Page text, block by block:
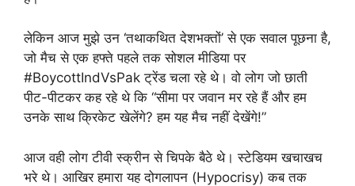
लेकिन आज मुझे उन ‘तथाकथित देशभक्तों’ से एक सवाल पूछना है,
जो मैच से एक हफ्ते पहले तक सोशल मीडिया पर
#BoycottIndVsPak ट्रेंड चला रहे थे। वो लोग जो छाती
पीट-पीटकर कह रहे थे कि “सीमा पर जवान मर रहे हैं और हम
उनके साथ क्रिकेट खेलेंगे? हम यह मैच नहीं देखेंगे!”
आज वही लोग टीवी स्क्रीन से चिपके बैठे थे। स्टेडियम खचाखच
भरे थे। आखिर हमारा यह दोगलापन (Hypocrisy) कब तक